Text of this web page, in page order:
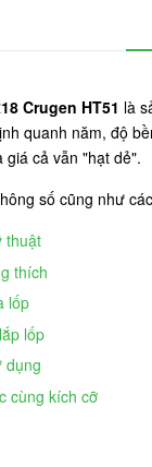
Crugen HT51 là
quanh năm, độ
giá cả vẫn "hạt dẻ".
số cũng như
thuật
thích
lốp
lốp
dụng
cùng kích cỡ